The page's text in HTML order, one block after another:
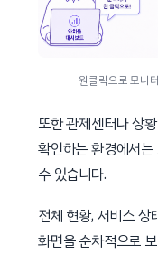
원클릭으로 모니
또한 관제센터나 상
확인하는 환경에서
수 있습니다.
전체 현황, 서비스 상
화면을 순차적으로